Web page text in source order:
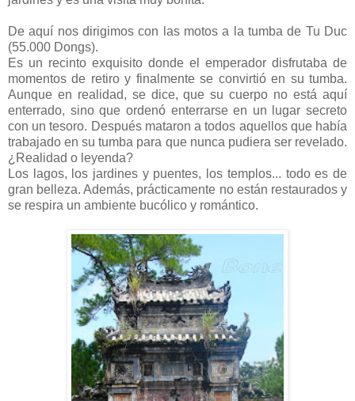
De aquí nos dirigimos con las motos a la tumba de Tu Duc
(55.000 Dongs).
Es un recinto exquisito donde el emperador disfrutaba de
momentos de retiro y finalmente se convirtió en su tumba.
Aunque en realidad, se dice, que su cuerpo no está aquí
enterrado, sino que ordenó enterrarse en un lugar secreto
con un tesoro. Después mataron a todos aquellos que había
trabajado en su tumba para que nunca pudiera ser revelado.
¿Realidad o leyenda?
Los lagos, los jardines y puentes, los templos... todo es de
gran belleza. Además, prácticamente no están restaurados y
se respira un ambiente bucólico y romántico.